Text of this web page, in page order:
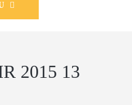
2015 13